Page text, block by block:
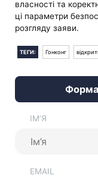
власності та
ці параметри
розгляду заяви.
ТЕГИ: Гонконг
Форма
ІМ’Я
EMAIL